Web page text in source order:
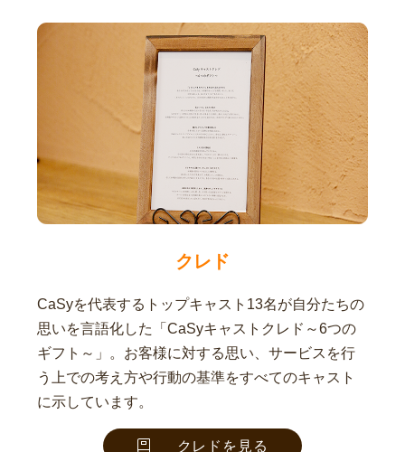
クレド
CaSyを代表するトップキャスト13名が自分たちの
思いを言語化した「CaSyキャストクレド～6つの
ギフト～」。お客様に対する思い、サービスを行
う上での考え方や行動の基準をすべてのキャスト
に示しています。
クレドを見る